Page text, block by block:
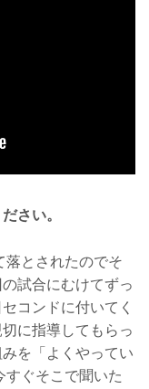
さい。
落とされたのでそ
試合にむけてずっ
コンドに付いてく
に指導してもらっ
を「よくやってい
すぐそこで聞いた